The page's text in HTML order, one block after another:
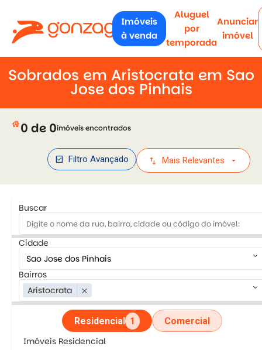
Imóveis
à venda
Aluguel
por
temporada
Anunciar
imóvel
Sobrados em Aristocrata em Sao
Jose dos Pinhais
house0 de 0imóveis encontrados
check_box Filtro Avançado swap_vert Mais Relevantes arrow_drop_down
Buscar
Cidade
keyboard_arrow_down
Bairros
Aristocrata
close keyboard_arrow_down
Residencial 1 Comercial
Imóveis Residencial